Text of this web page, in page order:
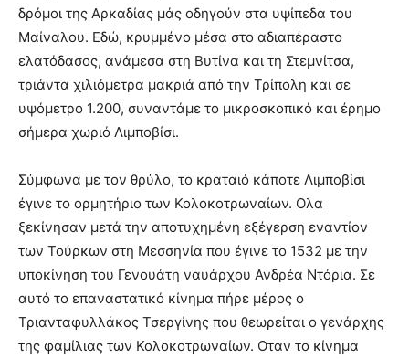
δρόμοι της Αρκαδίας μάς οδηγούν στα υψίπεδα του
Μαίναλου. Εδώ, κρυμμένο μέσα στο αδιαπέραστο
ελατόδασος, ανάμεσα στη Βυτίνα και τη Στεμνίτσα,
τριάντα χιλιόμετρα μακριά από την Τρίπολη και σε
υψόμετρο 1.200, συναντάμε το μικροσκοπικό και έρημο
σήμερα χωριό Λιμποβίσι.
Σύμφωνα με τον θρύλο, το κραταιό κάποτε Λιμποβίσι
έγινε το ορμητήριο των Κολοκοτρωναίων. Ολα
ξεκίνησαν μετά την αποτυχημένη εξέγερση εναντίον
των Τούρκων στη Μεσσηνία που έγινε το 1532 με την
υποκίνηση του Γενουάτη ναυάρχου Ανδρέα Ντόρια. Σε
αυτό το επαναστατικό κίνημα πήρε μέρος ο
Τριανταφυλλάκος Τσεργίνης που θεωρείται ο γενάρχης
της φαμίλιας των Κολοκοτρωναίων. Οταν το κίνημα